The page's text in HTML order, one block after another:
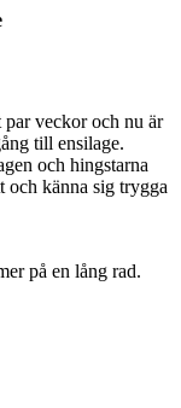
veckor och nu är
till ensilage.
och hingstarna
känna sig trygga
på en lång rad.